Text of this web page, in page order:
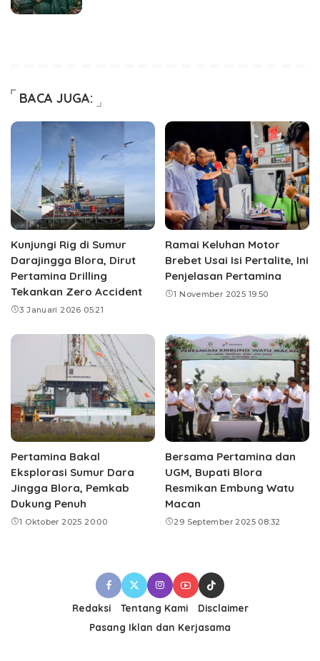
BACA JUGA:
Kunjungi Rig di Sumur
Darajingga Blora, Dirut
Pertamina Drilling
Tekankan Zero Accident
3 Januari 2026 05:21
Ramai Keluhan Motor
Brebet Usai Isi Pertalite, Ini
Penjelasan Pertamina
1 November 2025 19:50
Pertamina Bakal
Eksplorasi Sumur Dara
Jingga Blora, Pemkab
Dukung Penuh
1 Oktober 2025 20:00
Bersama Pertamina dan
UGM, Bupati Blora
Resmikan Embung Watu
Macan
29 September 2025 08:32
Redaksi Tentang Kami
Disclaimer
Pasang Iklan dan Kerjasama